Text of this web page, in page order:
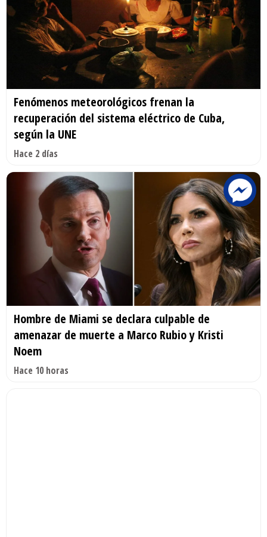
Fenómenos meteorológicos frenan la
recuperación del sistema eléctrico de Cuba,
según la UNE
Hace 2 días
Hombre de Miami se declara culpable de
amenazar de muerte a Marco Rubio y Kristi
Noem
Hace 10 horas